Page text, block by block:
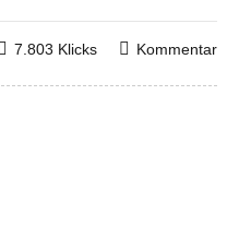
Kommentar
7.803 Klicks